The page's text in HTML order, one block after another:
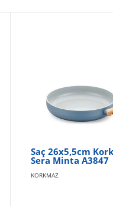
Saç 26x5,5cm
Sera Minta A3847
KORKMAZ